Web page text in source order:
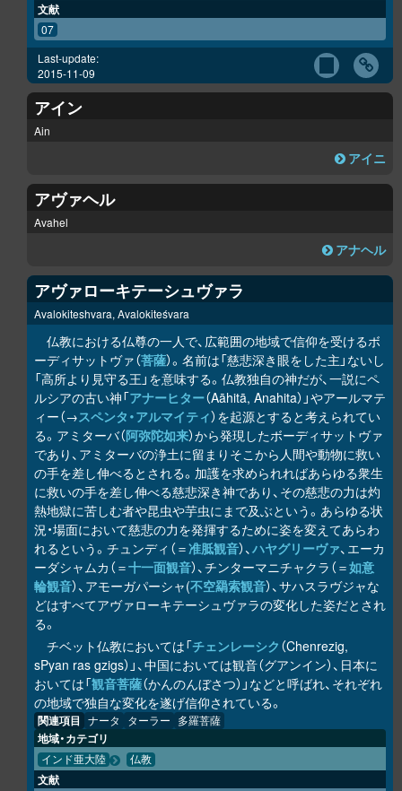
文献
07
Last-update:
2015-11-09
アイン
Ain
アイニ
アヴァヘル
Avahel
アナヘル
アヴァローキテーシュヴァラ
Avalokiteshvara, Avalokiteśvara
仏教における仏尊の一人で、広範囲の地域で信仰を受けるボ
ーディサットヴァ（菩薩）。名前は「慈悲深き眼をした主」ないし
「高所より見守る王」を意味する。仏教独自の神だが、一説にペ
ルシアの古い神「アナーヒター（Aāhitā, Anahita）」やアールマテ
ィー（→スペンタ・アルマイティ）を起源とすると考えられてい
る。アミターバ（阿弥陀如来）から発現したボーディサットヴァ
であり、アミターバの浄土に留まりそこから人間や動物に救い
の手を差し伸べるとされる。加護を求められればあらゆる衆生
に救いの手を差し伸べる慈悲深き神であり、その慈悲の力は灼
熱地獄に苦しむ者や昆虫や芋虫にまで及ぶという。あらゆる状
況・場面において慈悲の力を発揮するために姿を変えてあらわ
れるという。チュンディ（＝准胝観音）、ハヤグリーヴァ、エーカ
ーダシャムカ（＝十一面観音）、チンターマニチャクラ（＝如意
輪観音）、アモーガパーシャ(不空羂索観音）、サハスラヴジャな
どはすべてアヴァローキテーシュヴァラの変化した姿だとされ
る。
チベット仏教においては「チェンレーシク （Chenrezig,
sPyan ras gzigs）」、中国においては観音（グアンイン）、日本に
おいては「観音菩薩（かんのんぼさつ）」などと呼ばれ、それぞれ
の地域で独自な変化を遂げ信仰されている。
関連項目 ナータ ターラー 多羅菩薩
地域・カテゴリ
インド亜大陸 仏教
文献